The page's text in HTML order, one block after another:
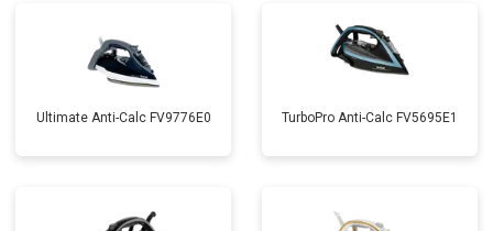
Ultimate Anti-Calc FV9776E0 TurboPro Anti-Calc FV5695E1